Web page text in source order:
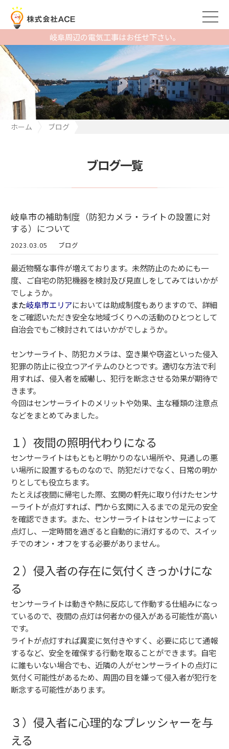
岐阜周辺の電気工事はお任せ下さい。
ホーム
ブログ
ブログ一覧
岐阜市の補助制度（防犯カメラ・ライトの設置に対
する）について
2023.03.05 ブログ
最近物騒な事件が増えております。未然防止のためにも一
度、ご自宅の防犯機器を検討及び見直しをしてみてはいかが
でしょうか。
また岐阜市エリアにおいては助成制度もありますので、詳細
をご確認いただき安全な地域づくりへの活動のひとつとして
自治会でもご検討されてはいかがでしょうか。
センサーライト、防犯カメラは、空き巣や窃盗といった侵入
犯罪の防止に役立つアイテムのひとつです。適切な方法で利
用すれば、侵入者を威嚇し、犯行を断念させる効果が期待で
きます。
今回はセンサーライトのメリットや効果、主な種類の注意点
などをまとめてみました。
１）夜間の照明代わりになる
センサーライトはもともと明かりのない場所や、見通しの悪
い場所に設置するものなので、防犯だけでなく、日常の明か
りとしても役立ちます。
たとえば夜間に帰宅した際、玄関の軒先に取り付けたセンサ
ーライトが点灯すれば、門から玄関に入るまでの足元の安全
を確認できます。また、センサーライトはセンサーによって
点灯し、一定時間を過ぎると自動的に消灯するので、スイッ
チでのオン・オフをする必要がありません。
２）侵入者の存在に気付くきっかけにな
る
センサーライトは動きや熱に反応して作動する仕組みになっ
ているので、夜間の点灯は何者かの侵入がある可能性が高い
です。
ライトが点灯すれば異変に気付きやすく、必要に応じて通報
するなど、安全を確保する行動を取ることができます。自宅
に誰もいない場合でも、近隣の人がセンサーライトの点灯に
気付く可能性があるため、周囲の目を嫌って侵入者が犯行を
断念する可能性があります。
３）侵入者に心理的なプレッシャーを与
える